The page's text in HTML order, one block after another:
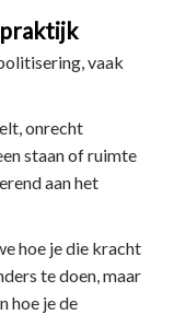
vaak
onrecht
staan of ruimte
aan het
hoe je die kracht
te doen, maar
hoe je de